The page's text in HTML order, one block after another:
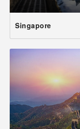
Singapore